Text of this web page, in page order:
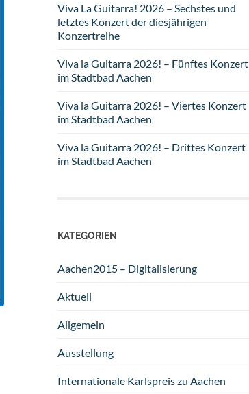
Viva La Guitarra! 2026 – Sechstes und
letztes Konzert der diesjährigen
Konzertreihe
Viva la Guitarra 2026! – Fünftes Konzert
im Stadtbad Aachen
Viva la Guitarra 2026! – Viertes Konzert
im Stadtbad Aachen
Viva la Guitarra 2026! – Drittes Konzert
im Stadtbad Aachen
KATEGORIEN
Aachen2015 – Digitalisierung
Aktuell
Allgemein
Ausstellung
Internationale Karlspreis zu Aachen